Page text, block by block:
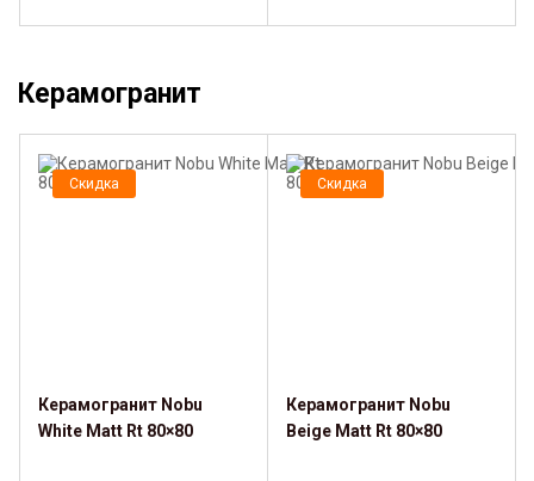
Керамогранит
Скидка
Керамогранит Nobu
White Matt Rt 80×80
Скидка
Керамогранит Nobu
Beige Matt Rt 80×80